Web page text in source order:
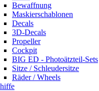
Bewaffnung
Maskierschablonen
Decals
3D-Decals
Propeller
Cockpit
BIG ED - Photoätzteil-Sets
Sitze / Schleudersitze
Räder / Wheels